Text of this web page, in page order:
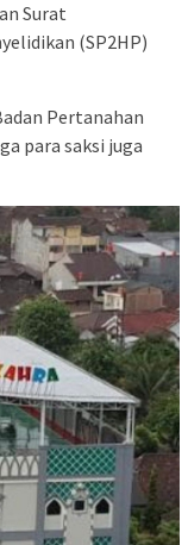
Surat
(SP2HP)
Pertanahan
para saksi juga